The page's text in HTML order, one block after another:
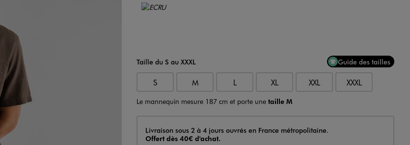
Choisissez votre Couleur
Taille du S au XXXL Guide des tailles
S M L XL XXL XXXL
Le mannequin mesure 187 cm et porte unetaille M
Livraison
Livraison sous 2 à 4 jours ouvrés en France métropolitaine.
Offert dès 40€ d'achat.